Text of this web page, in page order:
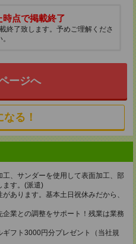
時点で掲載終了
終了致します。予めご理解くださ
。
ージへ
なる！
、サンダーを使用して表面加工、部
ます。(派遣)
あります。基本土日祝休みだから、
業との調整をサポート！残業は業務
ギフト3000円分プレゼント（当社規